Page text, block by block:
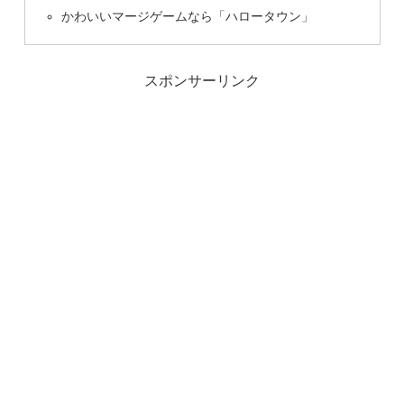
かわいいマージゲームなら「ハロータウン」
スポンサーリンク